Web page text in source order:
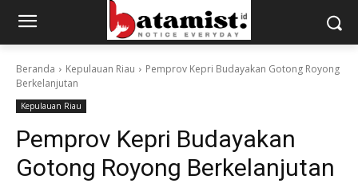
Beranda Kepulauan Riau
Pemprov Kepri Budayakan Gotong Royong
Berkelanjutan
Kepulauan Riau
Pemprov Kepri Budayakan
Gotong Royong Berkelanjutan